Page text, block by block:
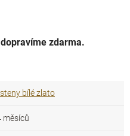
zdarma.
bílé zlato
měsíců